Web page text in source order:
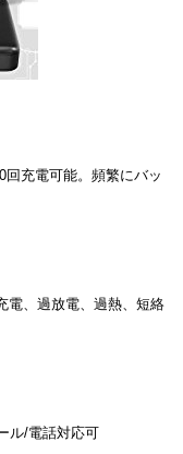
充電可能。頻繁にバッ
電、過放電、過熱、短絡
ル/電話対応可